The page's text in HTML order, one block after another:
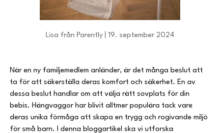
Lisa från Parently | 19. september 2024
När en ny familjemedlem anländer, är det många beslut att
ta för att säkerställa deras komfort och säkerhet. En av
dessa beslut handlar om att välja rätt sovplats för din
bebis. Hängvaggor har blivit alltmer populära tack vare
deras unika förmåga att skapa en trygg och rogivande miljö
för små barn. I denna bloggartikel ska vi utforska